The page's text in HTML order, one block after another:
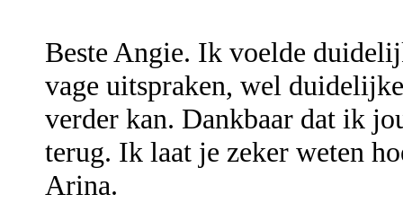
Beste Angie. Ik voelde
vage uitspraken, wel
verder kan. Dankbaar dat ik
terug. Ik laat je zeker weten
Arina.